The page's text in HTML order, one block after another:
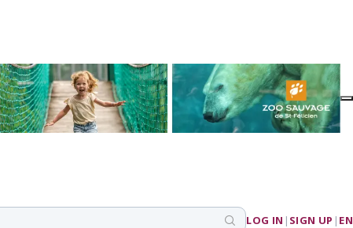
LOG IN | SIGN UP | EN